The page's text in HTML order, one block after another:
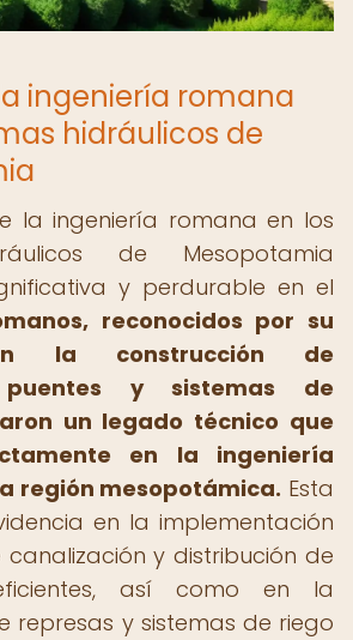
ingeniería romana
hidráulicos de
la ingeniería romana en los
de Mesopotamia
y perdurable en el
reconocidos por su
la construcción de
puentes y sistemas de
un legado técnico que
en la ingeniería
región mesopotámica. Esta
en la implementación
y distribución de
así como en la
represas y sistemas de riego